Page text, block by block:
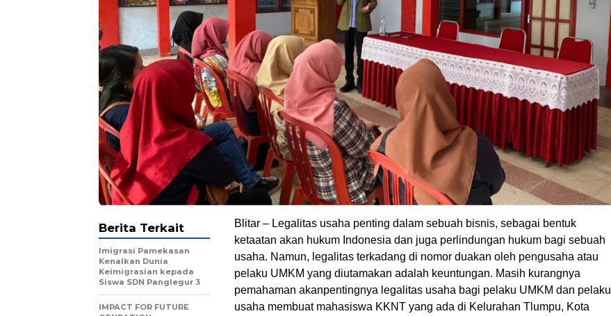
Blitar – Legalitas usaha penting dalam sebuah bisnis, sebagai bentuk
ketaatan akan hukum Indonesia dan juga perlindungan hukum bagi sebuah
usaha. Namun, legalitas terkadang di nomor duakan oleh pengusaha atau
pelaku UMKM yang diutamakan adalah keuntungan. Masih kurangnya
pemahaman akanpentingnya legalitas usaha bagi pelaku UMKM dan pelaku
usaha membuat mahasiswa KKNT yang ada di Kelurahan Tlumpu, Kota
Berita Terkait
Imigrasi Pamekasan
Kenalkan Dunia
Keimigrasian kepada
Siswa SDN Panglegur 3
IMPACT FOR FUTURE